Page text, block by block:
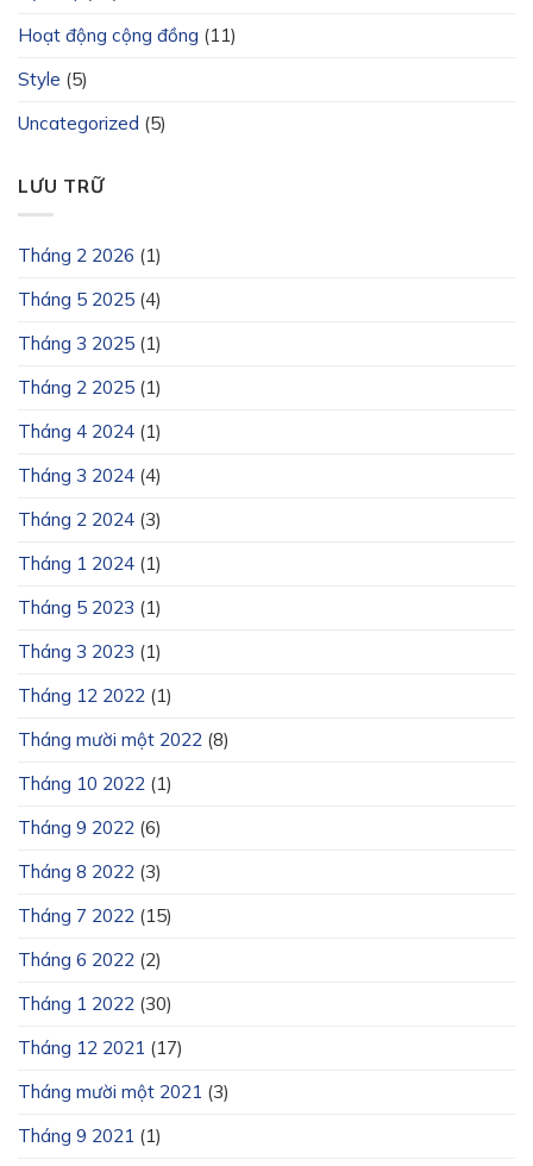
Hoạt động cộng đồng (11)
Style (5)
Uncategorized (5)
LƯU TRỮ
Tháng 2 2026 (1)
Tháng 5 2025 (4)
Tháng 3 2025 (1)
Tháng 2 2025 (1)
Tháng 4 2024 (1)
Tháng 3 2024 (4)
Tháng 2 2024 (3)
Tháng 1 2024 (1)
Tháng 5 2023 (1)
Tháng 3 2023 (1)
Tháng 12 2022 (1)
Tháng mười một 2022 (8)
Tháng 10 2022 (1)
Tháng 9 2022 (6)
Tháng 8 2022 (3)
Tháng 7 2022 (15)
Tháng 6 2022 (2)
Tháng 1 2022 (30)
Tháng 12 2021 (17)
Tháng mười một 2021 (3)
Tháng 9 2021 (1)